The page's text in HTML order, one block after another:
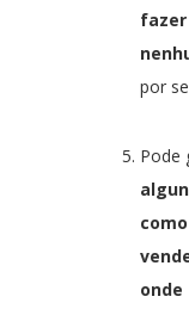
por
Pode